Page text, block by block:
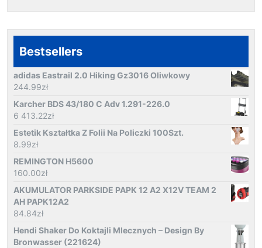
Bestsellers
adidas Eastrail 2.0 Hiking Gz3016 Oliwkowy
244.99zł
Karcher BDS 43/180 C Adv 1.291-226.0
6 413.22zł
Estetik Kształtka Z Folii Na Policzki 100Szt.
8.99zł
REMINGTON H5600
160.00zł
AKUMULATOR PARKSIDE PAPK 12 A2 X12V TEAM 2
AH PAPK12A2
84.84zł
Hendi Shaker Do Koktajli Mlecznych – Design By
Bronwasser (221624)